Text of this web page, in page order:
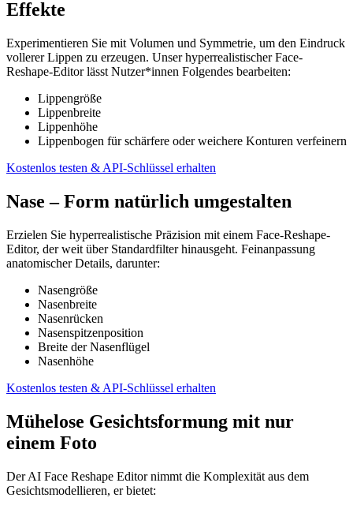
Effekte
Experimentieren Sie mit Volumen und Symmetrie, um den Eindruck
vollerer Lippen zu erzeugen. Unser hyperrealistischer Face-
Reshape-Editor lässt Nutzer*innen Folgendes bearbeiten:
Lippengröße
Lippenbreite
Lippenhöhe
Lippenbogen für schärfere oder weichere Konturen verfeinern
Kostenlos testen & API-Schlüssel erhalten
Nase – Form natürlich umgestalten
Erzielen Sie hyperrealistische Präzision mit einem Face-Reshape-
Editor, der weit über Standardfilter hinausgeht. Feinanpassung
anatomischer Details, darunter:
Nasengröße
Nasenbreite
Nasenrücken
Nasenspitzenposition
Breite der Nasenflügel
Nasenhöhe
Kostenlos testen & API-Schlüssel erhalten
Mühelose Gesichtsformung mit nur
einem Foto
Der AI Face Reshape Editor nimmt die Komplexität aus dem
Gesichtsmodellieren, er bietet: